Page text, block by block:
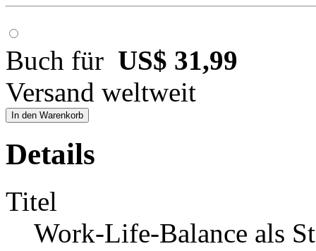
Buch für US$ 31,99
Versand weltweit
In den Warenkorb
Details
Titel
Work-Life-Balance als